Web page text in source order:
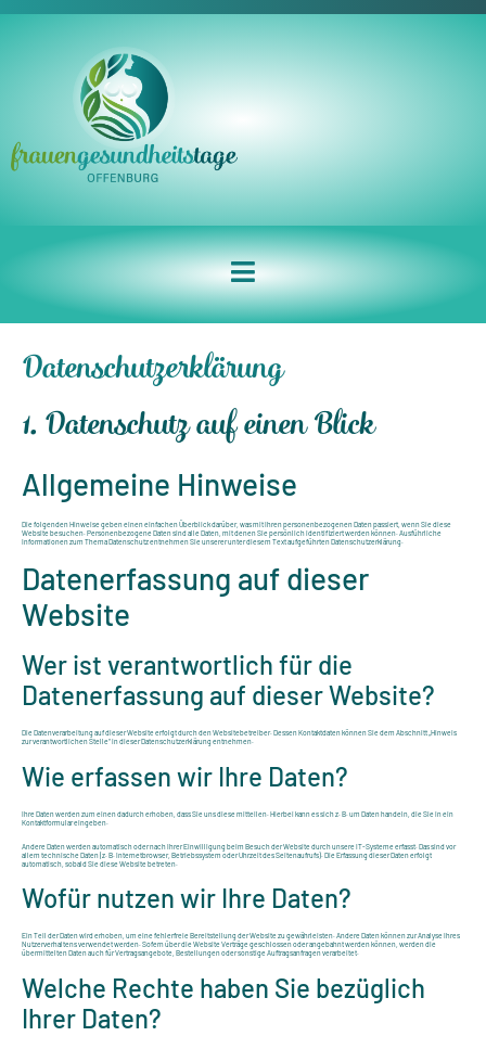
Datenschutzerklärung
1. Datenschutz auf einen Blick
Allgemeine Hinweise
Die folgenden Hinweise geben einen einfachen Überblick darüber, was mit Ihren personenbezogenen Daten passiert, wenn Sie diese
Website besuchen. Personenbezogene Daten sind alle Daten, mit denen Sie persönlich identifiziert werden können. Ausführliche
Informationen zum Thema Datenschutz entnehmen Sie unserer unter diesem Text aufgeführten Datenschutzerklärung.
Datenerfassung auf dieser
Website
Wer ist verantwortlich für die
Datenerfassung auf dieser Website?
Die Datenverarbeitung auf dieser Website erfolgt durch den Websitebetreiber. Dessen Kontaktdaten können Sie dem Abschnitt „Hinweis
zur verantwortlichen Stelle“ in dieser Datenschutzerklärung entnehmen.
Wie erfassen wir Ihre Daten?
Ihre Daten werden zum einen dadurch erhoben, dass Sie uns diese mitteilen. Hierbei kann es sich z. B. um Daten handeln, die Sie in ein
Kontaktformular eingeben.
Andere Daten werden automatisch oder nach Ihrer Einwilligung beim Besuch der Website durch unsere IT-Systeme erfasst. Das sind vor
allem technische Daten (z. B. Internetbrowser, Betriebssystem oder Uhrzeit des Seitenaufrufs). Die Erfassung dieser Daten erfolgt
automatisch, sobald Sie diese Website betreten.
Wofür nutzen wir Ihre Daten?
Ein Teil der Daten wird erhoben, um eine fehlerfreie Bereitstellung der Website zu gewährleisten. Andere Daten können zur Analyse Ihres
Nutzerverhaltens verwendet werden. Sofern über die Website Verträge geschlossen oder angebahnt werden können, werden die
übermittelten Daten auch für Vertragsangebote, Bestellungen oder sonstige Auftragsanfragen verarbeitet.
Welche Rechte haben Sie bezüglich
Ihrer Daten?